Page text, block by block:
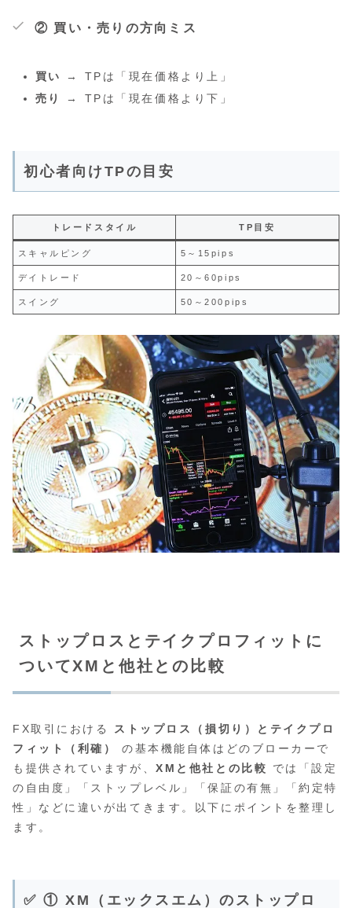
② 買い・売りの方向ミス
買い
→ TPは「現在価格より上」
売り
→ TPは「現在価格より下」
初心者向けTPの目安
トレードスタイル TP目安
スキャルピング 5～15pips
デイトレード 20～60pips
スイング 50～200pips
ストップロスとテイクプロフィットに
ついてXMと他社との比較
FX取引における ストップロス（損切り）とテイクプロ
フィット（利確）
の基本機能自体はどのブローカーで
も提供されていますが、XMと他社との比較
では「設定
の自由度」「ストップレベル」「保証の有無」「約定特
性」などに違いが出てきます。以下にポイントを整理し
ます。
✅ ① XM（エックスエム）のストップロ